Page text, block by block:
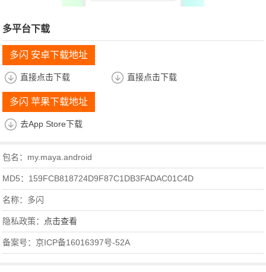
多平台下载
多闪 安卓下载地址
直接点击下载 直接点击下载
多闪 苹果下载地址
去App Store下载
包名：my.maya.android
MD5：159FCB818724D9F87C1DB3FADAC01C4D
名称：多闪
隐私政策： 点击查看
备案号：京ICP备16016397号-52A